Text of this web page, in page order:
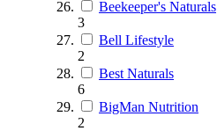
Beekeeper's Naturals
3
Bell Lifestyle
2
Best Naturals
6
BigMan Nutrition
2